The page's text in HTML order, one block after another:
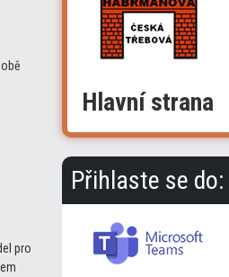
Hlavní strana
Přihlaste se do:
pro